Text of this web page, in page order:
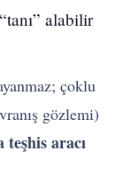
alabilir
çoklu
gözlemi)
teşhis aracı